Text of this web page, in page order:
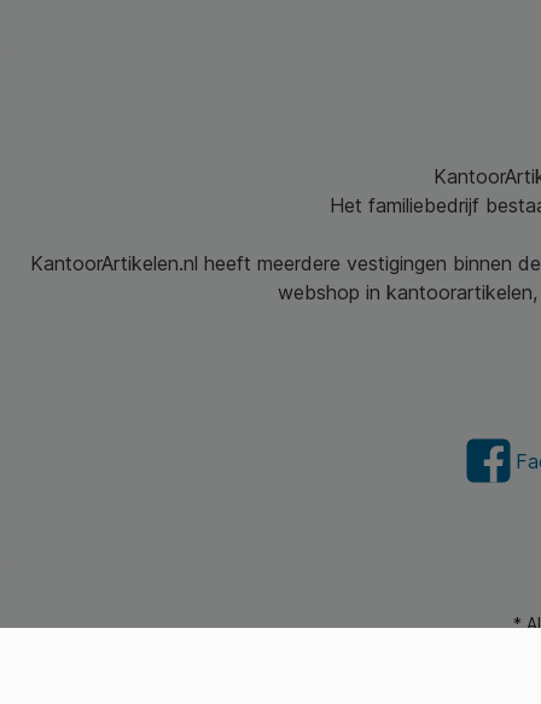
Het familiebedrijf
KantoorArtikelen.nl heeft meerdere vestigingen binnen
webshop in
*